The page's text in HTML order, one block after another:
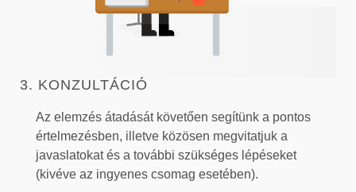
3. KONZULTÁCIÓ
Az elemzés átadását követően segítünk a pontos
értelmezésben, illetve közösen megvitatjuk a
javaslatokat és a további szükséges lépéseket
(kivéve az ingyenes csomag esetében).